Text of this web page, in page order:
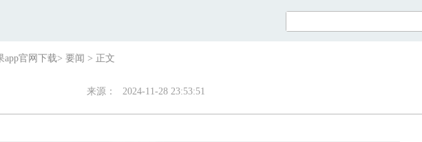
app官网下载> 要闻 > 正文
来源： 2024-11-28 23:53:51